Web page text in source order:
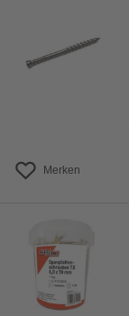
Merken